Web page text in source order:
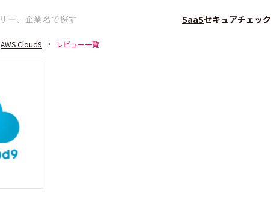
SaaSセキュアチェック
AWS Cloud9 レビュー一覧